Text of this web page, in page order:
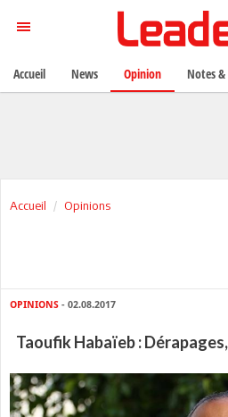
Accueil Opinions
OPINIONS - 02.08.2017
Taoufik Habaïeb :
Accueil News Opinion Notes &